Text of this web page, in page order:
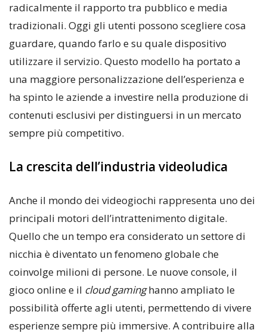
radicalmente il rapporto tra pubblico e media
tradizionali. Oggi gli utenti possono scegliere cosa
guardare, quando farlo e su quale dispositivo
utilizzare il servizio. Questo modello ha portato a
una maggiore personalizzazione dell’esperienza e
ha spinto le aziende a investire nella produzione di
contenuti esclusivi per distinguersi in un mercato
sempre più competitivo.
La crescita dell’industria videoludica
Anche il mondo dei videogiochi rappresenta uno dei
principali motori dell’intrattenimento digitale.
Quello che un tempo era considerato un settore di
nicchia è diventato un fenomeno globale che
coinvolge milioni di persone. Le nuove console, il
gioco online e il cloud gaminghanno ampliato le
possibilità offerte agli utenti, permettendo di vivere
esperienze sempre più immersive. A contribuire alla